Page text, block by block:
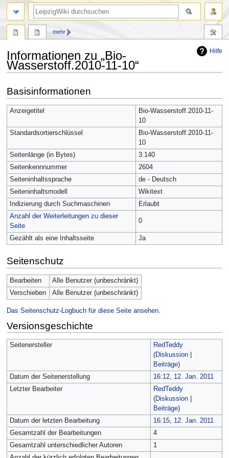
Hilfe
Informationen zu „Bio-
Wasserstoff.2010-11-10“
Navigation
springen
Suche
springen
Basisinformationen
Anzeigetitel
Bio-Wasserstoff.2010-11-
10
Standardsortierschlüssel
Bio-Wasserstoff.2010-11-
10
Seitenlänge (in Bytes)
3.140
Seitenkennnummer
2604
Seiteninhaltssprache
de - Deutsch
Seiteninhaltsmodell
Wikitext
Indizierung durch Suchmaschinen
Erlaubt
Anzahl der Weiterleitungen zu dieser
Seite
0
Gezählt als eine Inhaltsseite Ja
Seitenschutz
Bearbeiten
Alle Benutzer (unbeschränkt)
Verschieben
Alle Benutzer (unbeschränkt)
Das Seitenschutz-Logbuch für diese Seite ansehen.
Versionsgeschichte
Seitenersteller
RedTeddy
(Diskussion|
Beiträge)
Datum der Seitenerstellung
16:12, 12. Jan. 2011
Letzter Bearbeiter
RedTeddy
(Diskussion|
Beiträge)
Datum der letzten Bearbeitung
16:15, 12. Jan. 2011
Gesamtzahl der Bearbeitungen
4
Gesamtzahl unterschiedlicher Autoren
1
mehr